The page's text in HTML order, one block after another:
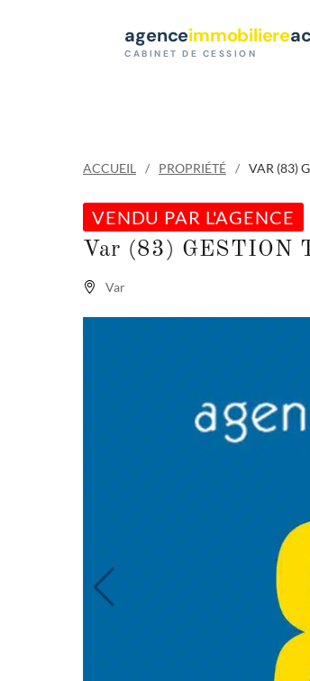
agenceimmobiliere
CABINET DE CESSION
ACCUEIL PROPRIÉTÉ VAR (83)
VENDU PAR L'AGENCE
Var (83) GESTION
Var